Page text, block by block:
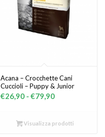
Acana – Crocchette Cani
Cuccioli – Puppy & Junior
€26,90 - €79,90Fascia
prezzo:
Visualizza prodotti